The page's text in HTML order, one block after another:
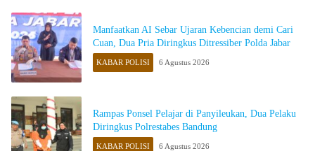
Manfaatkan AI Sebar Ujaran Kebencian demi Cari
Cuan, Dua Pria Diringkus Ditressiber Polda Jabar
KABAR POLISI 6 Agustus 2026
Rampas Ponsel Pelajar di Panyileukan, Dua Pelaku
Diringkus Polrestabes Bandung
KABAR POLISI 6 Agustus 2026